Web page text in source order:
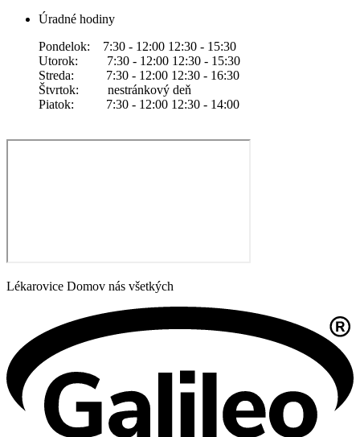
Úradné hodiny
Pondelok: 7:30 - 12:00 12:30 - 15:30
Utorok: 7:30 - 12:00 12:30 - 15:30
Streda: 7:30 - 12:00 12:30 - 16:30
Štvrtok: nestránkový deň
Piatok: 7:30 - 12:00 12:30 - 14:00
Lékarovice Domov nás všetkých